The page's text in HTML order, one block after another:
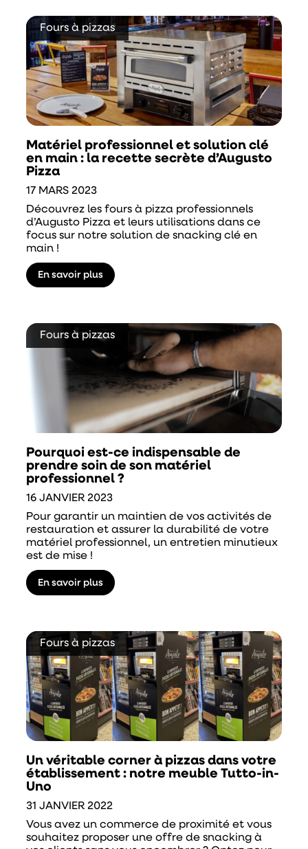
Fours à pizzas
Matériel professionnel et solution clé
en main : la recette secrète d’Augusto
Pizza
17 MARS 2023
Découvrez les fours à pizza professionnels
d’Augusto Pizza et leurs utilisations dans ce
focus sur notre solution de snacking clé en
main !
En savoir plus
Fours à pizzas
Pourquoi est-ce indispensable de
prendre soin de son matériel
professionnel ?
16 JANVIER 2023
Pour garantir un maintien de vos activités de
restauration et assurer la durabilité de votre
matériel professionnel, un entretien minutieux
est de mise !
En savoir plus
Fours à pizzas
Un véritable corner à pizzas dans votre
établissement : notre meuble Tutto-in-
Uno
31 JANVIER 2022
Vous avez un commerce de proximité et vous
souhaitez proposer une offre de snacking à